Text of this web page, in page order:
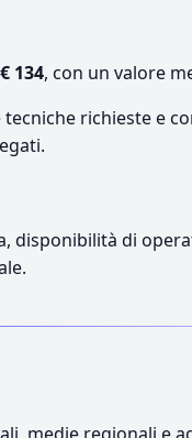
€ 134, con un valore
richieste e
disponibilità di
medie regionali e